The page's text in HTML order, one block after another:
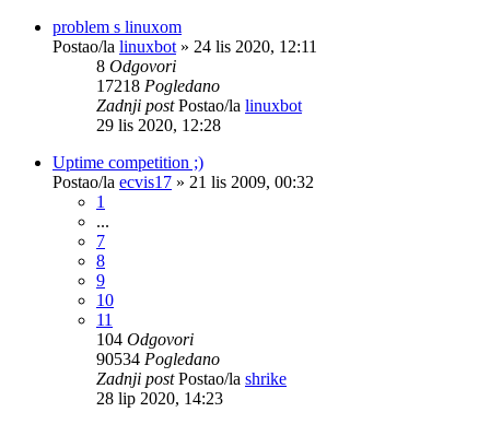
problem s linuxom
Postao/la linuxbot » 24 lis 2020, 12:11
8 Odgovori
17218 Pogledano
Zadnji postPostao/la linuxbot
29 lis 2020, 12:28
Uptime competition ;)
Postao/la ecvis17 » 21 lis 2009, 00:32
1
...
7
8
9
10
11
104 Odgovori
90534 Pogledano
Zadnji postPostao/la shrike
28 lip 2020, 14:23